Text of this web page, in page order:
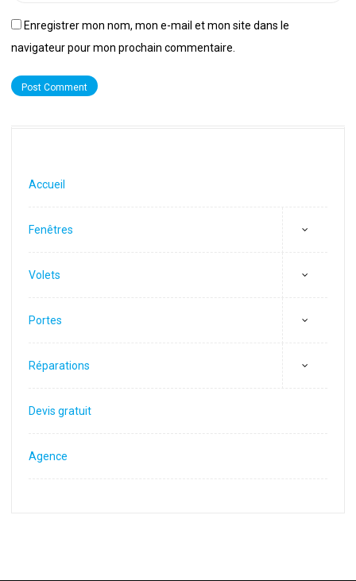
Enregistrer mon nom, mon e-mail et mon site dans le
navigateur pour mon prochain commentaire.
Accueil
Fenêtres
Volets
Portes
Réparations
Devis gratuit
Agence